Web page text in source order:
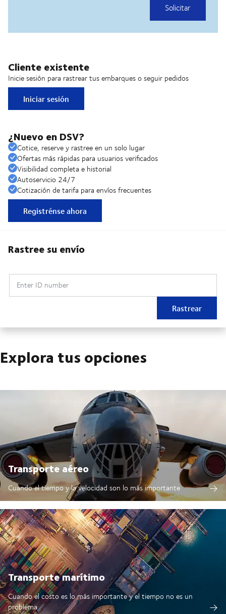
Cliente existente
Inicie sesión para rastrear tus embarques o seguir pedidos
Iniciar sesión
¿Nuevo en DSV?
Cotice, reserve y rastree en un solo lugar
Ofertas más rápidas para usuarios verificados
Visibilidad completa e historial
Autoservicio 24/7
Cotización de tarifa para envíos frecuentes
Registrénse ahora
Rastree su envío
Enter ID number
Rastrear
Explora tus opciones
Transporte aéreo
Cuando el tiempo y la velocidad son lo más importante
Transporte marítimo
Cuando el costo es lo más importante y el tiempo no es un
problema